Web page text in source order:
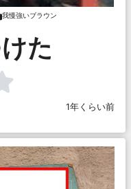
我慢強いブラウン
た
1年くらい前